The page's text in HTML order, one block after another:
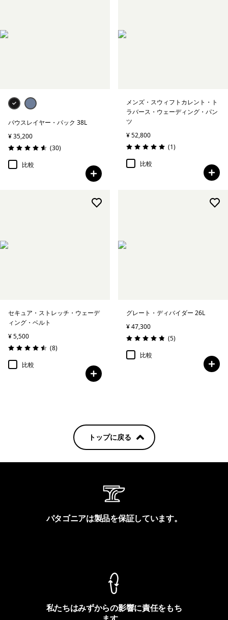
パウスレイヤー・パック 38L
¥ 35,200
評価: 4.6 / 5
(30レビュー
)
比較
メンズ・スウィフトカレント・ト
ラバース・ウェーディング・パン
ツ
¥ 52,800
評価: 5.0 / 5
(1レビュー
)
比較
セキュア・ストレッチ・ウェーデ
ィング・ベルト
¥ 5,500
評価: 4.5 / 5
(8レビュー
)
比較
グレート・ディバイダー 26L
¥ 47,300
評価: 4.8 / 5
(5レビュー
)
比較
トップに戻る
パタゴニアは製品を保証しています。
私たちはみずからの影響に責任をもち